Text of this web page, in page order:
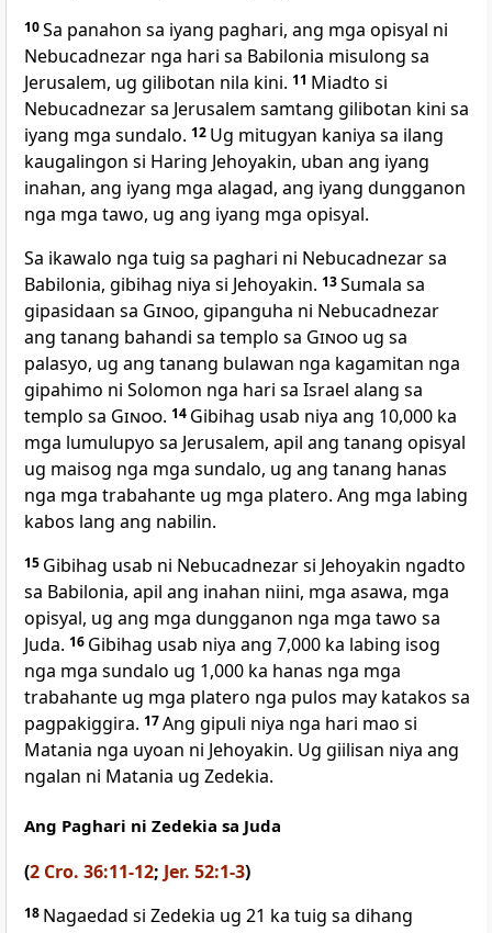
10Sa panahon sa iyang paghari, ang mga opisyal ni
Nebucadnezar nga hari sa Babilonia misulong sa
Jerusalem, ug gilibotan nila kini. 11 Miadto si
Nebucadnezar sa Jerusalem samtang gilibotan kini sa
iyang mga sundalo. 12 Ug mitugyan kaniya sa ilang
kaugalingon si Haring Jehoyakin, uban ang iyang
inahan, ang iyang mga alagad, ang iyang dungganon
nga mga tawo, ug ang iyang mga opisyal.
Sa ikawalo nga tuig sa paghari ni Nebucadnezar sa
Babilonia, gibihag niya si Jehoyakin. 13Sumala sa
gipasidaan sa Ginoo, gipanguha ni Nebucadnezar
ang tanang bahandi sa templo sa Ginoo ug sa
palasyo, ug ang tanang bulawan nga kagamitan nga
gipahimo ni Solomon nga hari sa Israel alang sa
templo sa Ginoo. 14 Gibihag usab niya ang 10,000 ka
mga lumulupyo sa Jerusalem, apil ang tanang opisyal
ug maisog nga mga sundalo, ug ang tanang hanas
nga mga trabahante ug mga platero. Ang mga labing
kabos lang ang nabilin.
15 Gibihag usab ni Nebucadnezar si Jehoyakin ngadto
sa Babilonia, apil ang inahan niini, mga asawa, mga
opisyal, ug ang mga dungganon nga mga tawo sa
Juda. 16 Gibihag usab niya ang 7,000 ka labing isog
nga mga sundalo ug 1,000 ka hanas nga mga
trabahante ug mga platero nga pulos may katakos sa
pagpakiggira. 17Ang gipuli niya nga hari mao si
Matania nga uyoan ni Jehoyakin. Ug giilisan niya ang
ngalan ni Matania ug Zedekia.
Ang Paghari ni Zedekia sa Juda
(2 Cro. 36:11-12; Jer. 52:1-3)
18 Nagaedad si Zedekia ug 21 ka tuig sa dihang